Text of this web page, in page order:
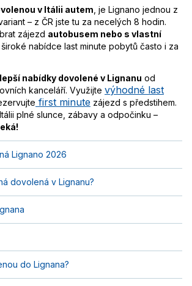
v Itálii autem , je Lignano jednou z
– z ČR jste tu za necelých 8 hodin.
zájezd autobusem nebo s vlastní
široké nabídce last minute pobytů často i za
nabídky dovolené v Lignanu od
kanceláří. Využijte výhodné last
first minute zájezd s předstihem.
plné slunce, zábavy a odpočinku –
Lignano 2026
dovolená v Lignanu?
do Lignana?